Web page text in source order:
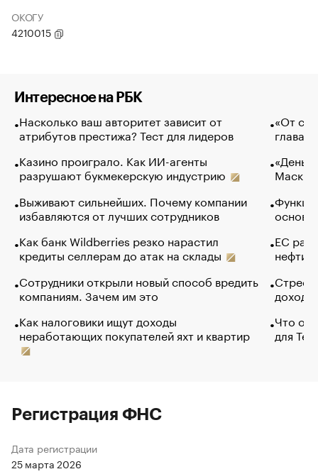
ОКОГУ
4210015
Интересное на РБК
Насколько ваш авторитет зависит от
атрибутов престижа? Тест для лидеров
Казино проиграло. Как ИИ-агенты
разрушают букмекерскую индустрию
Выживают сильнейших. Почему компании
избавляются от лучших сотрудников
Как банк Wildberries резко нарастил
кредиты селлерам до атак на склады
Сотрудники открыли новый способ вредить
компаниям. Зачем им это
Как налоговики ищут доходы
неработающих покупателей яхт и квартир
«От
глава
Маск в
основ
ЕС
нефти
Что
для
Регистрация ФНС
Дата регистрации
25 марта 2026